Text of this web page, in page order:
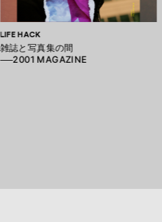
LIFE HACK
雑誌と写真集の間
──2001 MAGAZINE